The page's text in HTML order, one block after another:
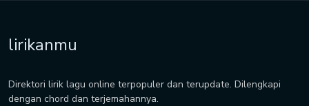
lirikanmu
Direktori lirik lagu online terpopuler dan terupdate. Dilengkapi
dengan chord dan terjemahannya.